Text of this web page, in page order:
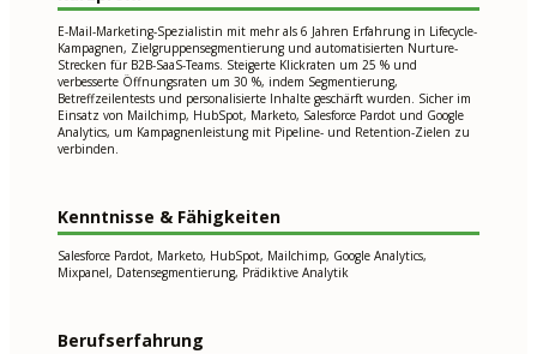
E-Mail-Marketing-Spezialistin mit mehr als 6 Jahren Erfahrung in Lifecycle-
Kampagnen, Zielgruppensegmentierung und automatisierten Nurture-
Strecken für B2B-SaaS-Teams. Steigerte Klickraten um 25 % und
verbesserte Öffnungsraten um 30 %, indem Segmentierung,
Betreffzeilentests und personalisierte Inhalte geschärft wurden. Sicher im
Einsatz von Mailchimp, HubSpot, Marketo, Salesforce Pardot und Google
Analytics, um Kampagnenleistung mit Pipeline- und Retention-Zielen zu
verbinden.
Kenntnisse & Fähigkeiten
Salesforce Pardot, Marketo, HubSpot, Mailchimp, Google Analytics,
Mixpanel, Datensegmentierung, Prädiktive Analytik
Berufserfahrung